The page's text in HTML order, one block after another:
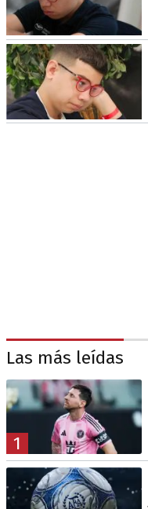
Las más leídas
1